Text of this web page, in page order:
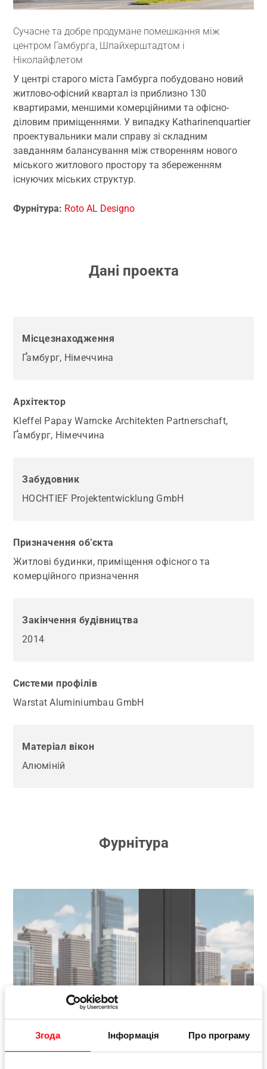
Згода Інформація Про програму
Сучасне та добре продумане помешкання між
центром Гамбурга, Шпайхерштадтом і
Ніколайфлетом
У центрі старого міста Гамбурга побудовано новий
житлово-офісний квартал із приблизно 130
квартирами, меншими комерційними та офісно-
діловим приміщеннями. У випадку Katharinenquartier
проектувальники мали справу зі складним
завданням балансування між створенням нового
міського житлового простору та збереженням
існуючих міських структур.
Фурнітура: Roto AL Designo
Дані проекта
Місцезнаходження
Ґамбург, Німеччина
Архітектор
Kleffel Papay Warncke Architekten Partnerschaft,
Ґамбург, Німеччина
Забудовник
HOCHTIEF Projektentwicklung GmbH
Призначення об’єкта
Житлові будинки, приміщення офісного та
комерційного призначення
Закінчення будівництва
2014
Системи профілів
Warstat Aluminiumbau GmbH
Матеріал вікон
Алюміній
Фурнітура